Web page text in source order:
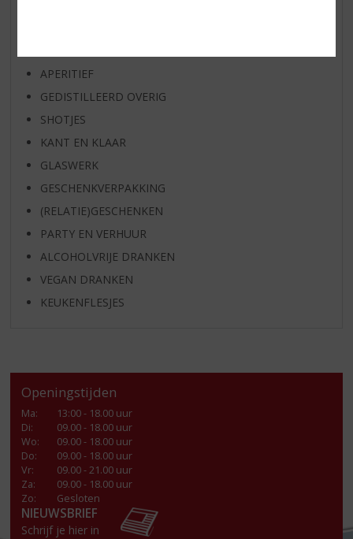
APERITIEF
GEDISTILLEERD OVERIG
SHOTJES
KANT EN KLAAR
GLASWERK
GESCHENKVERPAKKING
(RELATIE)GESCHENKEN
PARTY EN VERHUUR
ALCOHOLVRIJE DRANKEN
VEGAN DRANKEN
KEUKENFLESJES
Openingstijden
Ma:
13:00 - 18.00 uur
Di:
09.00 - 18.00 uur
Wo:
09.00 - 18.00 uur
Do:
09.00 - 18.00 uur
Vr:
09.00 - 21.00 uur
Za:
09.00 - 18.00 uur
Zo:
Gesloten
NIEUWSBRIEF
Schrijf je hier in